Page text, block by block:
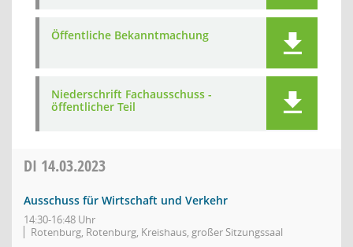
Öffentliche Bekanntmachung
Niederschrift Fachausschuss -
öffentlicher Teil
DI 14.03.2023
Ausschuss für Wirtschaft und Verkehr
14:30-16:48 Uhr
Rotenburg, Rotenburg, Kreishaus, großer Sitzungssaal